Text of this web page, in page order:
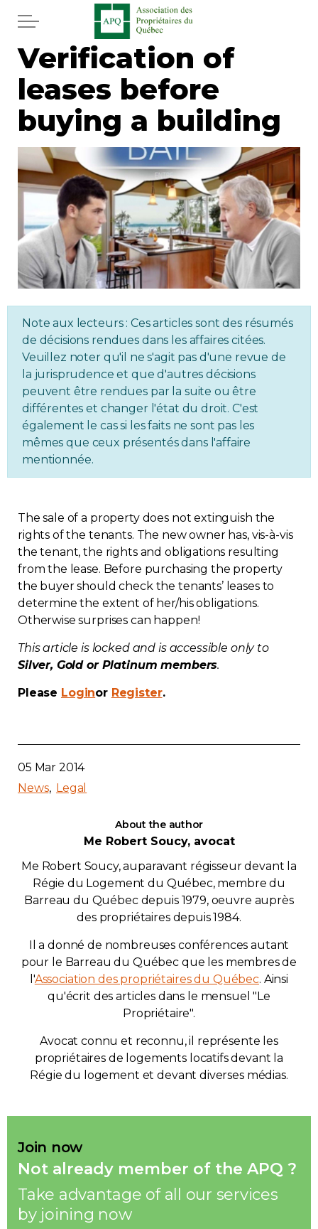
Skip to main content
Home
Services
Newspaper
Word of the editor
Legal
Regulation
Condo
Environment
Various
App APQ
Media
FAQ
Members zone
Contact
Join
Verification of
leases before
buying a building
Note aux lecteurs : Ces articles sont des résumés
de décisions rendues dans les affaires citées.
Veuillez noter qu'il ne s'agit pas d'une revue de
la jurisprudence et que d'autres décisions
peuvent être rendues par la suite ou être
différentes et changer l'état du droit. C'est
également le cas si les faits ne sont pas les
mêmes que ceux présentés dans l'affaire
mentionnée.
The sale of a property does not extinguish the
rights of the tenants. The new owner has, vis-à-vis
the tenant, the rights and obligations resulting
from the lease. Before purchasing the property
the buyer should check the tenants’ leases to
determine the extent of her/his obligations.
Otherwise surprises can happen!
This article is locked and is accessible only to
Silver, Gold or Platinum members.
Please Loginor Register.
05 Mar 2014
News
Legal
About the author
Me Robert Soucy, avocat
Me Robert Soucy, auparavant régisseur devant la
Régie du Logement du Québec, membre du
Barreau du Québec depuis 1979, oeuvre auprès
des propriétaires depuis 1984.
Il a donné de nombreuses conférences autant
pour le Barreau du Québec que les membres de
l'Association des propriétaires du Québec. Ainsi
qu'écrit des articles dans le mensuel "Le
Propriétaire".
Avocat connu et reconnu, il représente les
propriétaires de logements locatifs devant la
Régie du logement et devant diverses médias.
Join now
Not already member of the APQ ?
Take advantage of all our services
by joining now